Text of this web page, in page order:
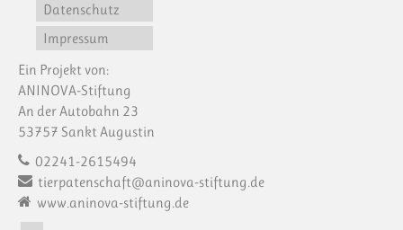
Datenschutz
Impressum
Ein Projekt von:
ANINOVA-Stiftung
An der Autobahn 23
53757 Sankt Augustin
02241-2615494
tierpatenschaft@aninova-stiftung.de
www.aninova-stiftung.de